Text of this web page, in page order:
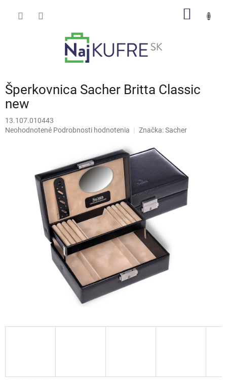
Šperkovnica Sacher Britta Classic
new
13.107.010443
Priemerné
hviezdičiek.
Neohodnotené Podrobnosti hodnotenia Značka:Sacher